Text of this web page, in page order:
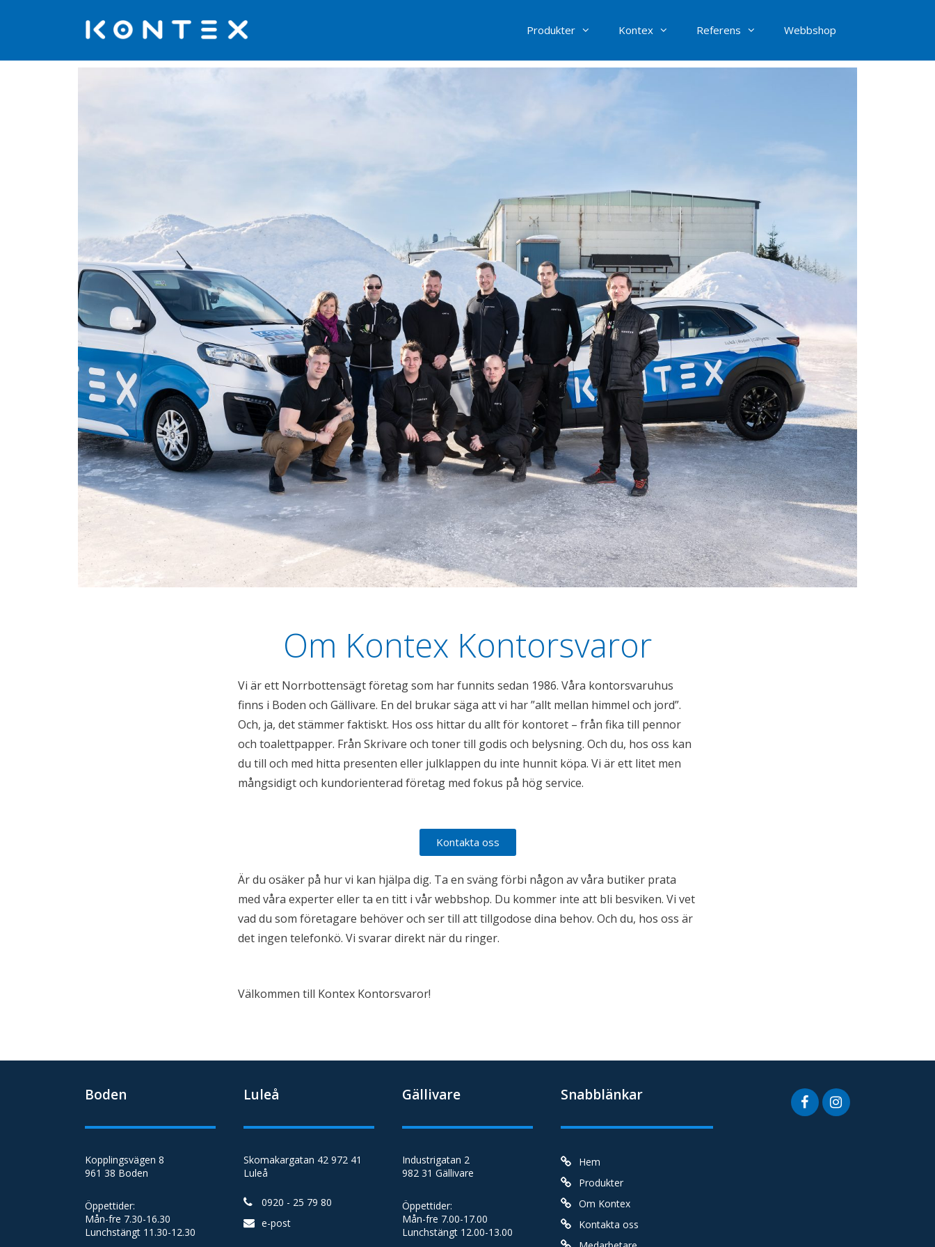
Produkter Kontex Referens Webbshop
Om Kontex Kontorsvaror
Vi är ett Norrbottensägt företag som har funnits sedan 1986. Våra kontorsvaruhus
finns i Boden och Gällivare. En del brukar säga att vi har ”allt mellan himmel och jord”.
Och, ja, det stämmer faktiskt. Hos oss hittar du allt för kontoret – från fika till pennor
och toalettpapper. Från Skrivare och toner till godis och belysning. Och du, hos oss kan
du till och med hitta presenten eller julklappen du inte hunnit köpa. Vi är ett litet men
mångsidigt och kundorienterad företag med fokus på hög service.
Kontakta oss
Är du osäker på hur vi kan hjälpa dig. Ta en sväng förbi någon av våra butiker prata
med våra experter eller ta en titt i vår webbshop. Du kommer inte att bli besviken. Vi vet
vad du som företagare behöver och ser till att tillgodose dina behov. Och du, hos oss är
det ingen telefonkö. Vi svarar direkt när du ringer.
Välkommen till Kontex Kontorsvaror!
Boden
Kopplingsvägen 8
961 38 Boden
Öppettider:
Mån-fre 7.30-16.30
Lunchstängt 11.30-12.30
Luleå
Skomakargatan 42 972 41
Luleå
0920 - 25 79 80
e-post
Gällivare
Industrigatan 2
982 31 Gällivare
Öppettider:
Mån-fre 7.00-17.00
Lunchstängt 12.00-13.00
Snabblänkar
Hem
Produkter
Om Kontex
Kontakta oss